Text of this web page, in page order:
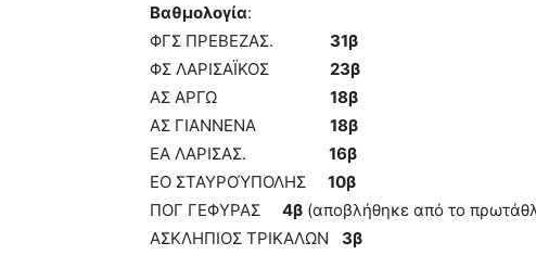
Βαθμολογία:
ΦΓΣ ΠΡΕΒΕΖΑΣ. 31β
ΦΣ ΛΑΡΙΣΑΪΚΟΣ 23β
ΑΣ ΑΡΓΩ 18β
ΑΣ ΓΙΑΝΝΕΝΑ 18β
ΕΑ ΛΑΡΙΣΑΣ. 16β
ΕΟ ΣΤΑΥΡΟΎΠΟΛΗΣ 10β
ΠΟΓ ΓΕΦΥΡΑΣ 4β (αποβλήθηκε από το
ΑΣΚΛΗΠΙΟΣ ΤΡΙΚΑΛΩΝ 3β